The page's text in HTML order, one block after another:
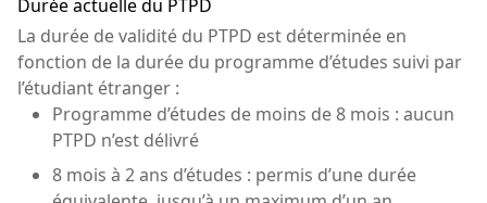
Durée actuelle du PTPD
La durée de validité du PTPD est déterminée en
fonction de la durée du programme d’études suivi par
l’étudiant étranger :
Programme d’études de moins de 8 mois : aucun
PTPD n’est délivré
8 mois à 2 ans d’études : permis d’une durée